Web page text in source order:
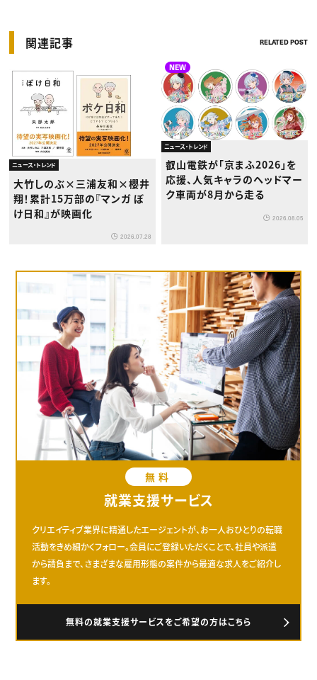
関連記事 RELATED POST
ニュース・トレンド
大竹しのぶ×三浦友和×櫻井
翔！累計15万部の『マンガ ぼ
け日和』が映画化
2026.07.28
NEW
ニュース・トレンド
叡山電鉄が「京まふ2026」を
応援、人気キャラのヘッドマー
ク車両が8月から走る
2026.08.05
無料
就業支援サービス
クリエイティブ業界に精通したエージェントが、お一人おひとりの転職
活動をきめ細かくフォロー。会員にご登録いただくことで、社員や派遣
から請負まで、さまざまな雇用形態の案件から最適な求人をご紹介し
ます。
無料の就業支援サービスをご希望の方はこちら